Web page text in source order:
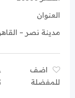
العنوان
مدينة نصر –
اضف
للمفضلة